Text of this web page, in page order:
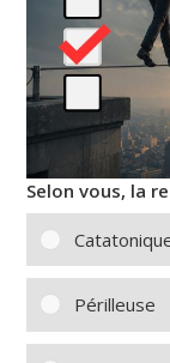
Selon vous, la
Périlleuse